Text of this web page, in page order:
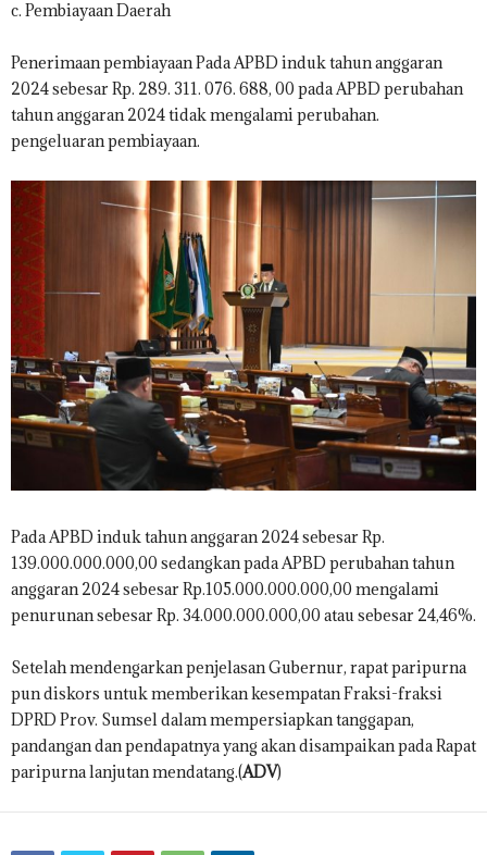
c. Pembiayaan Daerah
Penerimaan pembiayaan Pada APBD induk tahun anggaran
2024 sebesar Rp. 289. 311. 076. 688, 00 pada APBD perubahan
tahun anggaran 2024 tidak mengalami perubahan.
pengeluaran pembiayaan.
Pada APBD induk tahun anggaran 2024 sebesar Rp.
139.000.000.000,00 sedangkan pada APBD perubahan tahun
anggaran 2024 sebesar Rp.105.000.000.000,00 mengalami
penurunan sebesar Rp. 34.000.000.000,00 atau sebesar 24,46%.
Setelah mendengarkan penjelasan Gubernur, rapat paripurna
pun diskors untuk memberikan kesempatan Fraksi-fraksi
DPRD Prov. Sumsel dalam mempersiapkan tanggapan,
pandangan dan pendapatnya yang akan disampaikan pada Rapat
paripurna lanjutan mendatang.(ADV)